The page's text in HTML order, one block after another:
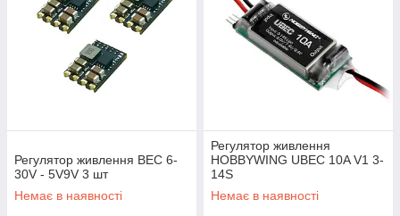
Регулятор живлення BEC 6-
30V - 5V9V 3 шт
Немає в наявності
Регулятор живлення
HOBBYWING UBEC 10A V1 3-
14S
Немає в наявності